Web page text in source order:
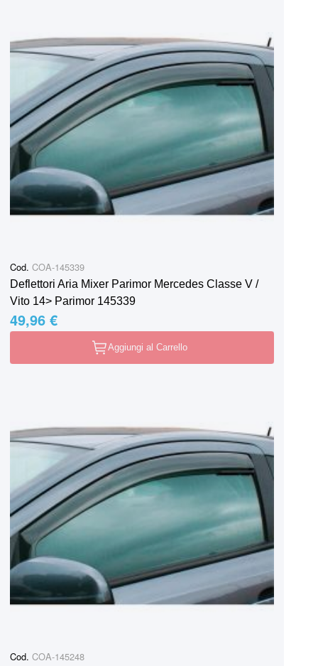
Cod. COA-145339
Deflettori Aria Mixer Parimor Mercedes Classe V /
Vito 14> Parimor 145339
49,96 €
Aggiungi al Carrello
Cod. COA-145248